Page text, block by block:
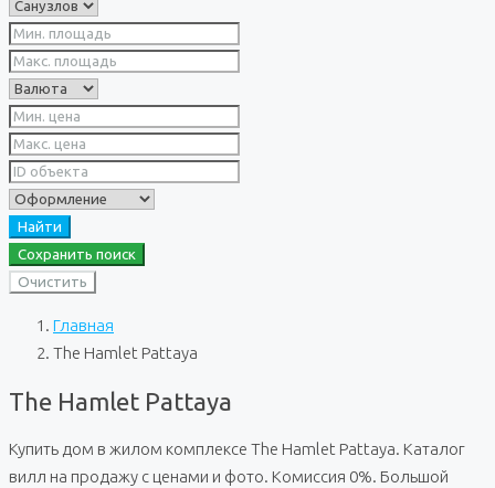
Найти
Сохранить поиск
Очистить
Главная
The Hamlet Pattaya
The Hamlet Pattaya
Купить дом в жилом комплексе The Hamlet Pattaya. Каталог
вилл на продажу с ценами и фото. Комиссия 0%. Большой